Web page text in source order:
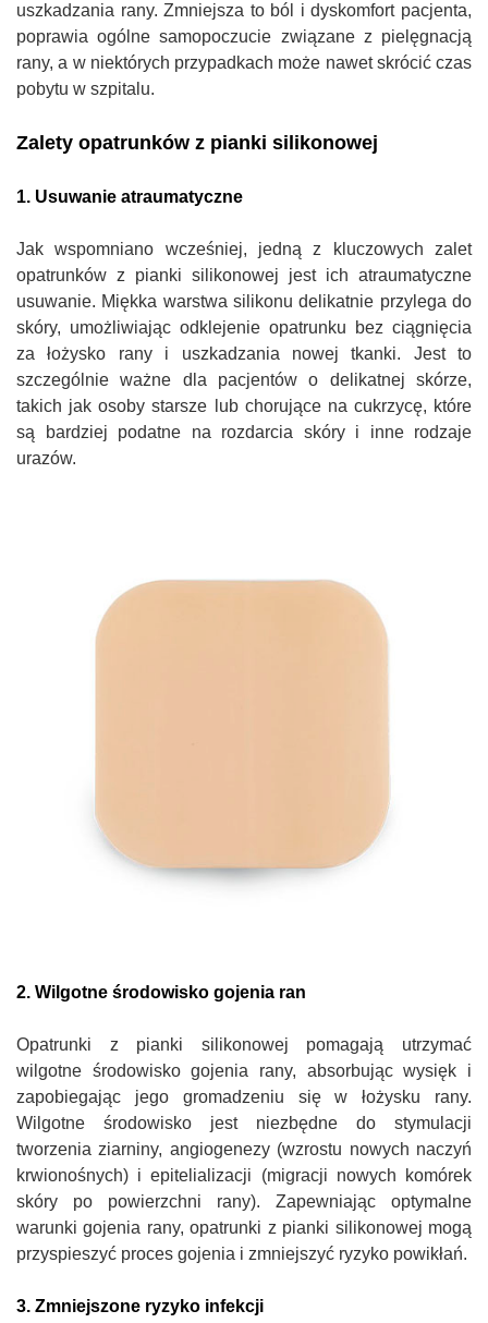
uszkadzania rany. Zmniejsza to ból i dyskomfort pacjenta,
poprawia ogólne samopoczucie związane z pielęgnacją
rany, a w niektórych przypadkach może nawet skrócić czas
pobytu w szpitalu.
Zalety opatrunków z pianki silikonowej
1. Usuwanie atraumatyczne
Jak wspomniano wcześniej, jedną z kluczowych zalet
opatrunków z pianki silikonowej jest ich atraumatyczne
usuwanie. Miękka warstwa silikonu delikatnie przylega do
skóry, umożliwiając odklejenie opatrunku bez ciągnięcia
za łożysko rany i uszkadzania nowej tkanki. Jest to
szczególnie ważne dla pacjentów o delikatnej skórze,
takich jak osoby starsze lub chorujące na cukrzycę, które
są bardziej podatne na rozdarcia skóry i inne rodzaje
urazów.
2. Wilgotne środowisko gojenia ran
Opatrunki z pianki silikonowej pomagają utrzymać
wilgotne środowisko gojenia rany, absorbując wysięk i
zapobiegając jego gromadzeniu się w łożysku rany.
Wilgotne środowisko jest niezbędne do stymulacji
tworzenia ziarniny, angiogenezy (wzrostu nowych naczyń
krwionośnych) i epitelializacji (migracji nowych komórek
skóry po powierzchni rany). Zapewniając optymalne
warunki gojenia rany, opatrunki z pianki silikonowej mogą
przyspieszyć proces gojenia i zmniejszyć ryzyko powikłań.
3. Zmniejszone ryzyko infekcji